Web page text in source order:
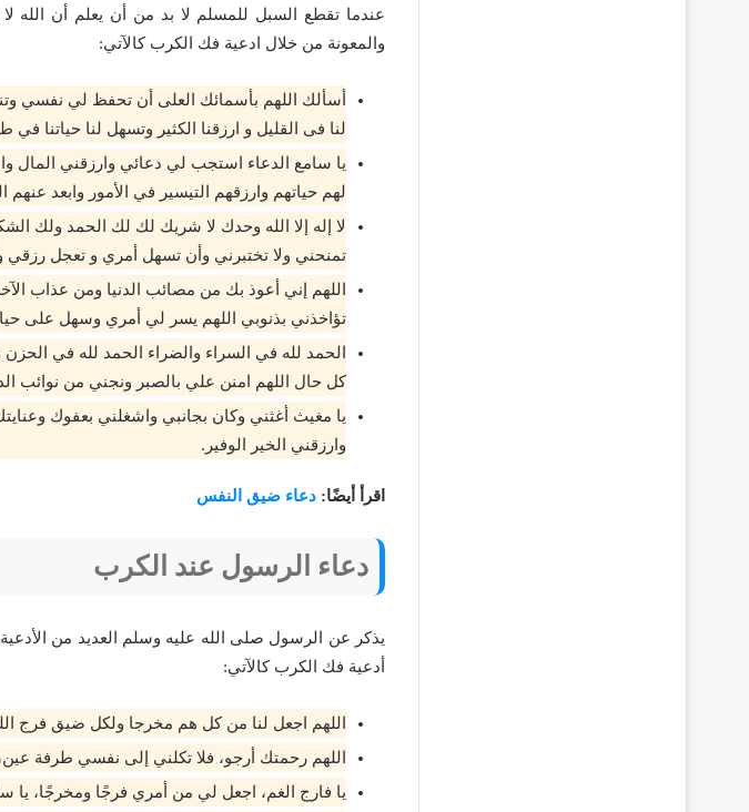
عندما تقطع السبل للمسلم لا بد من أن يعلم أن الله لا
والمعونة من خلال ادعية فك الكرب كالآتي:
أسألك اللهم بأسمائك العلى أن تحفظ لي نفسي
لنا فى القليل و ارزقنا الكثير وتسهل لنا حياتنا في
يا سامع الدعاء استجب لي دعائي وارزقني المال
لهم حياتهم وارزقهم التيسير في الأمور وابعد عنهم
لا إله إلا الله وحدك لا شريك لك لك الحمد ولك
تمنحني ولا تختبرني وأن تسهل أمري و تعجل رزقي
اللهم إني أعوذ بك من مصائب الدنيا ومن عذاب
تؤاخذني بذنوبي اللهم يسر لي أمري وسهل على
الحمد لله في السراء والضراء الحمد لله في
كل حال اللهم امنن علي بالصبر ونجني من نوائب
يا مغيث أغثني وكان بجانبي واشغلني بعفوك
وارزقني الخير الوفير.
اقرأ أيضًا: دعاء ضيق النفس
دعاء الرسول عند الكرب
يذكر عن الرسول صلى الله عليه وسلم العديد من
أدعية فك الكرب كالآتي:
اللهم اجعل لنا من كل هم مخرجا ولكل ضيق فرج
اللهم رحمتك أرجو، فلا تكلني إلى نفسي طرفة
يا فارج الغم، اجعل لي من أمري فرجًا ومخرجًا،